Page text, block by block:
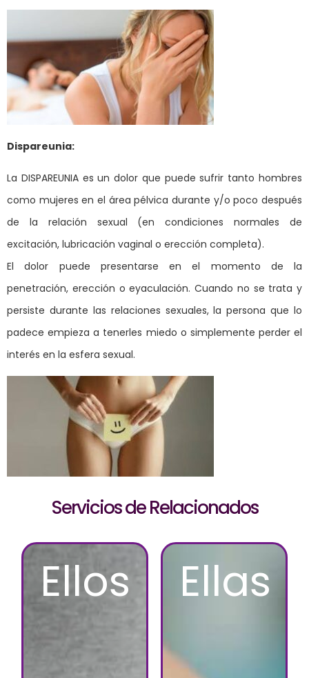
Dispareunia:
La DISPAREUNIA es un dolor que puede sufrir tanto hombres
como mujeres en el área pélvica durante y/o poco después
de la relación sexual (en condiciones normales de
excitación, lubricación vaginal o erección completa).
El dolor puede presentarse en el momento de la
penetración, erección o eyaculación. Cuando no se trata y
persiste durante las relaciones sexuales, la persona que lo
padece empieza a tenerles miedo o simplemente perder el
interés en la esfera sexual.
Servicios de Relacionados
Ellos Ellas